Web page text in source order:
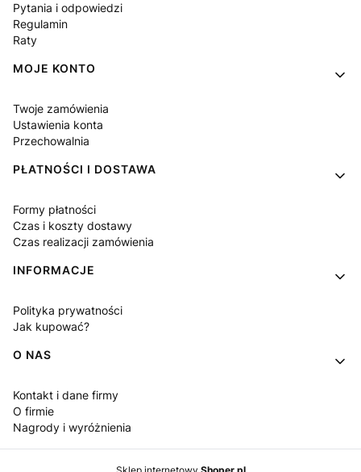
Pytania i odpowiedzi
Regulamin
Raty
MOJE KONTO
Twoje zamówienia
Ustawienia konta
Przechowalnia
PŁATNOŚCI I DOSTAWA
Formy płatności
Czas i koszty dostawy
Czas realizacji zamówienia
INFORMACJE
Polityka prywatności
Jak kupować?
O NAS
Kontakt i dane firmy
O firmie
Nagrody i wyróżnienia